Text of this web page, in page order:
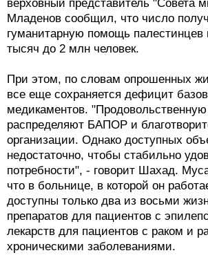
верховный представитель "Совета
Младенов сообщил, что число
гуманитарную помощь палестинцев
тысяч до 2 млн человек.
При этом, по словам опрошенных
все еще сохраняется дефицит
медикаментов.
распределяют БАПОР и
организации. Однако доступных
недостаточно, чтобы стабильно
потребности", - говорит Шахад.
что в больнице, в которой он
доступны только два из восьми
препаратов для пациентов с
лекарств для пациентов с раком и
хроническими заболеваниями.